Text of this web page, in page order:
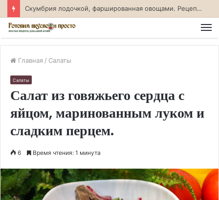
Скумбрия лодочкой, фаршированная овощами. Рецепт с фото
Главная / Салаты
Салаты
Салат из говяжьего сердца с
яйцом, маринованным луком и
сладким перцем.
6 Время чтения: 1 минута